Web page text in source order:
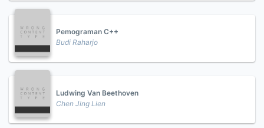
Pemograman C++
Budi Raharjo
Ludwing Van Beethoven
Chen Jing Lien